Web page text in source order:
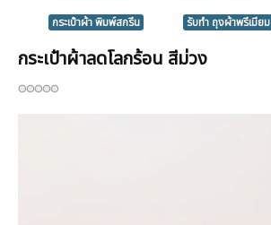
กระเป๋าผ้า พิมพ์สกรีน
รับทำ ถุงผ้าพรีเมียม
กระเป๋าผ้าลดโลกร้อน สีม่วง